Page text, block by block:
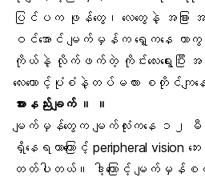
ပြင်ပက ဖုန်တွေ၊ လေတွေနဲ့ အခြား
ဝင်အောင် မျက်မှန်က ရှေ့ကနေ ကာကွယ်
ကိုယ်နဲ့ လိုက်ဖက်တဲ့ ကိုင်းလေးရွေးပြီး
လေးထောင့်ပုံစံနဲ့တပ်မလား စတိုင်ကျနေဦ
အားနည်းချက် ။ ။
မျက်မှန်တွေက မျက်လုံးကနေ ၁၂ မီလီ
ရှိနေရတာကြောင့် peripheral vision
တတ်ပါတယ်။ ဒါ့ကြောင့် မျက်မှန်